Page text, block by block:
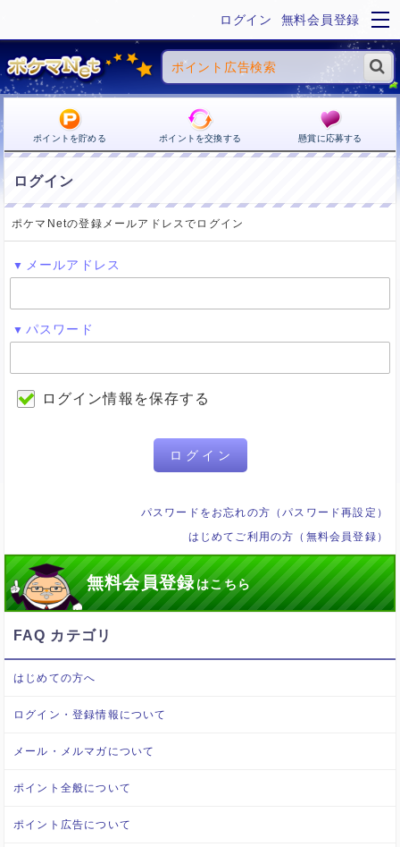
ログイン 無料会員登録
ポイントを貯める ポイントを交換する 懸賞に応募する
ログイン
ポケマNetの登録メールアドレスでログイン
メールアドレス
パスワード
ログイン情報を保存する
ログイン
パスワードをお忘れの方（パスワード再設定）
はじめてご利用の方（無料会員登録）
無料会員登録はこちら
FAQ カテゴリ
はじめての方へ
ログイン・登録情報について
メール・メルマガについて
ポイント全般について
ポイント広告について